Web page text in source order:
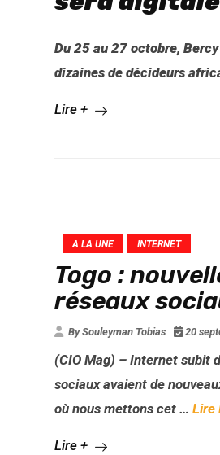
Du 25 au 27 octobre,
dizaines de décideurs
Lire +
A LA UNE INTERNET
Togo :
réseaux
By Souleyman Tobias 20
(CIO Mag) – Internet subit
sociaux avaient de
où nous mettons cet … Lire
Lire +